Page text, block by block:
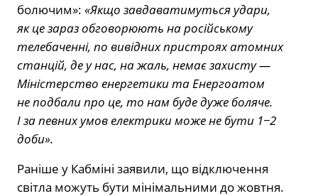
болючим»: «Якщо завдаватимуться удари,
як це зараз обговорюють на російському
телебаченні, по вивідних пристроях атомних
станцій, де у нас, на жаль, немає захисту —
Міністерство енергетики та Енергоатом
не подбали про це, то нам буде дуже боляче.
І за певних умов електрики може не бути 1−2
доби».
Раніше у Кабміні заявили, що відключення
світла можуть бути мінімальними до жовтня.